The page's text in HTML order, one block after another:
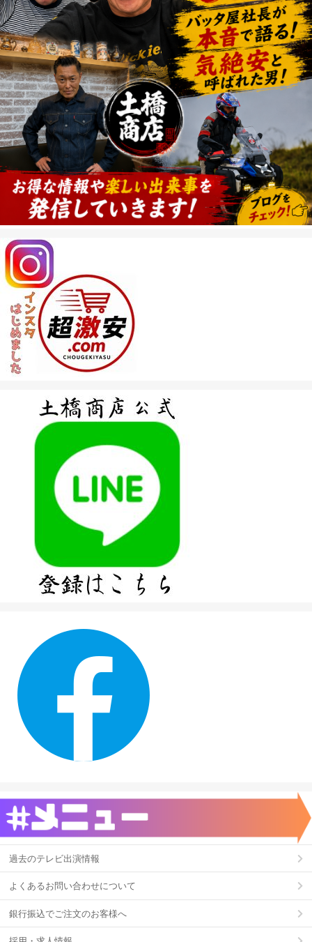
過去のテレビ出演情報
よくあるお問い合わせについて
銀行振込でご注文のお客様へ